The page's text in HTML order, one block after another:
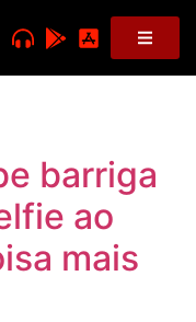
barriga
ao
mais